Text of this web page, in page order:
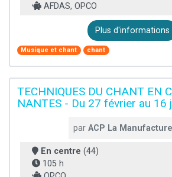
AFDAS, OPCO
Plus d'informations
Musique et chant chant
TECHNIQUES DU CHANT EN
NANTES - Du 27 février au 16
parACP La
En centre (44)
105 h